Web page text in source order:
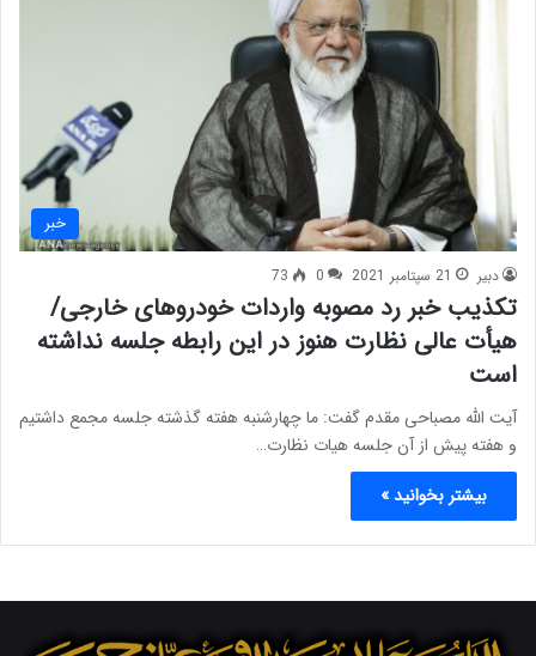
خبر
دبیر 21 سپتامبر 2021 0
73
تکذیب خبر رد مصوبه واردات خودروهای خارجی/
هیأت عالی نظارت هنوز در این رابطه جلسه نداشته
است
آیت الله مصباحی مقدم گفت: ما چهارشنبه هفته گذشته جلسه مجمع داشتیم
و هفته پیش از آن جلسه هیات نظارت…
بیشتر بخوانید »